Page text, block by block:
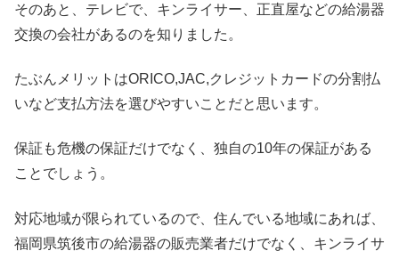
そのあと、テレビで、キンライサー、正直屋などの給湯器
交換の会社があるのを知りました。
たぶんメリットはORICO,JAC,クレジットカードの分割払
いなど支払方法を選びやすいことだと思います。
保証も危機の保証だけでなく、独自の10年の保証がある
ことでしょう。
対応地域が限られているので、住んでいる地域にあれば、
福岡県筑後市の給湯器の販売業者だけでなく、キンライサ